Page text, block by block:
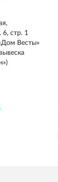
стр. 1
Весты»